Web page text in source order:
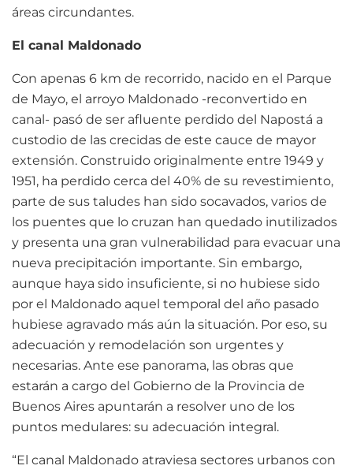
áreas circundantes.
El canal Maldonado
Con apenas 6 km de recorrido, nacido en el Parque
de Mayo, el arroyo Maldonado -reconvertido en
canal- pasó de ser afluente perdido del Napostá a
custodio de las crecidas de este cauce de mayor
extensión. Construido originalmente entre 1949 y
1951, ha perdido cerca del 40% de su revestimiento,
parte de sus taludes han sido socavados, varios de
los puentes que lo cruzan han quedado inutilizados
y presenta una gran vulnerabilidad para evacuar una
nueva precipitación importante. Sin embargo,
aunque haya sido insuficiente, si no hubiese sido
por el Maldonado aquel temporal del año pasado
hubiese agravado más aún la situación. Por eso, su
adecuación y remodelación son urgentes y
necesarias. Ante ese panorama, las obras que
estarán a cargo del Gobierno de la Provincia de
Buenos Aires apuntarán a resolver uno de los
puntos medulares: su adecuación integral.
“El canal Maldonado atraviesa sectores urbanos con